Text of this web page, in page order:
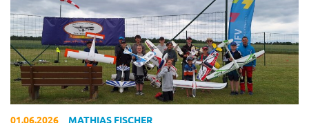
01.06.2026 MATHIAS FISCHER